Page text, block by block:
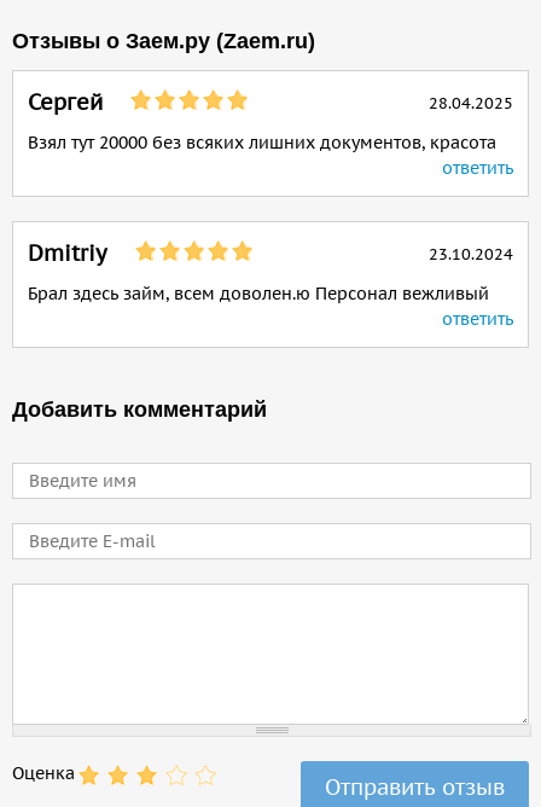
Отзывы о Заем.ру (Zaem.ru)
Сергей 28.04.2025
Взял тут 20000 без всяких лишних документов, красота
ответить
Dmitriy 23.10.2024
Брал здесь займ, всем доволен.ю Персонал вежливый
ответить
Добавить комментарий
Имя
E-mail
Оценка